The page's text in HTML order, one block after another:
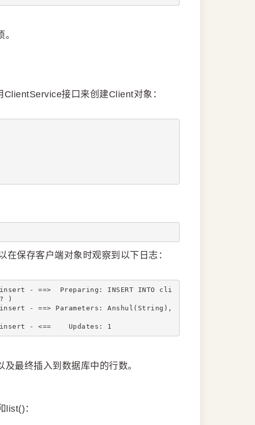
接口来创建Client对象：
保存客户端对象时观察到以下日志：
- ==>  Preparing: INSERT INTO cli
)
- ==> Parameters: Anshul(String),
- <==    Updates: 1
最终插入到数据库中的行数。
list()：